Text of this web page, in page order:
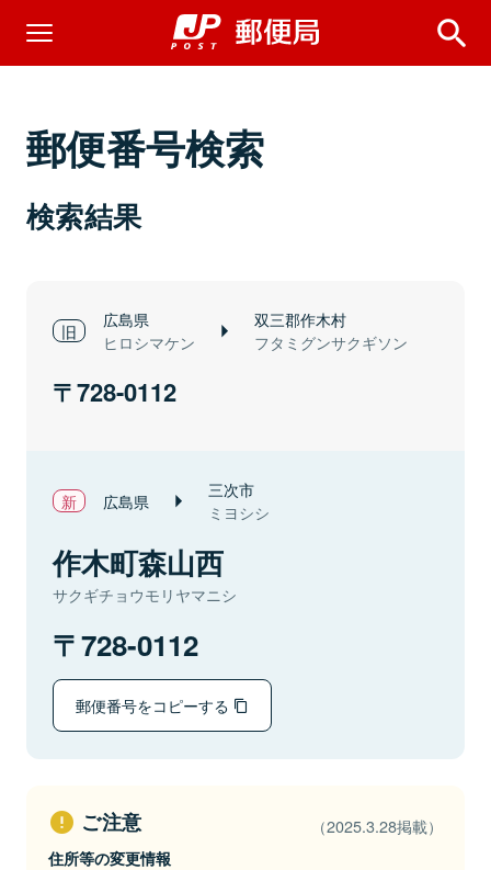
郵便番号検索
検索結果
広島県
ヒロシマケン
双三郡作木村
フタミグンサクギソン
728-0112
広島県 三次市
ミヨシシ
作木町森山西
サクギチョウモリヤマニシ
728-0112
郵便番号をコピーする
ご注意 （2025.3.28掲載）
住所等の変更情報